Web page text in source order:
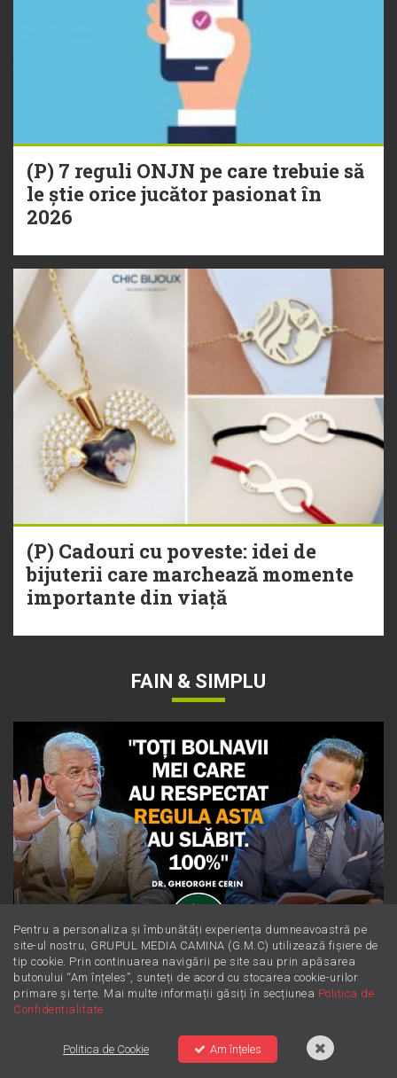
(P) 7 reguli ONJN pe care trebuie să
le știe orice jucător pasionat în
2026
(P) Cadouri cu poveste: idei de
bijuterii care marchează momente
importante din viață
FAIN & SIMPLU
Dieta Cerin: cum să slăbești sănătos
fără să numeri obsesiv caloriile
Pentru a personaliza și îmbunătăți experiența dumneavoastră pe
site-ul nostru, GRUPUL MEDIA CAMINA (G.M.C) utilizează fișiere de
tip cookie. Prin continuarea navigării pe site sau prin apăsarea
butonului “Am înțeles”, sunteți de acord cu stocarea cookie-urilor
primare și terțe. Mai multe informații găsiți în secțiunea Politica de
Confidentialitate
Politica de Cookie Am înțeles